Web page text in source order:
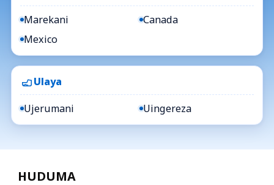
Marekani
Canada
Mexico
Ulaya
Ujerumani Uingereza
HUDUMA